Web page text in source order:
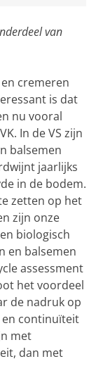
van
cremeren
is dat
nu vooral
In de VS zijn
balsemen
jaarlijks
in de bodem.
zetten op het
zijn onze
biologisch
en balsemen
assessment
het voordeel
de nadruk op
en continuïteit
met
dan met